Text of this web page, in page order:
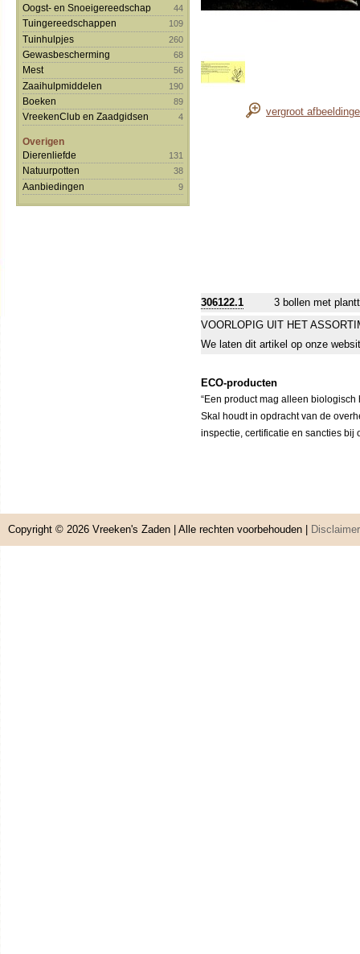
Oogst- en Snoeigereedschap
44
Tuingereedschappen 109
Tuinhulpjes 260
Gewasbescherming 68
Mest 56
Zaaihulpmiddelen 190
Boeken 89
VreekenClub en Zaadgidsen 4
Overigen
Dierenliefde
131
Natuurpotten 38
Aanbiedingen 9
vergroot
306122.1
3 bollen met
VOORLOPIG UIT HET
We laten dit artikel op onze
ECO-producten
“Een product mag alleen
Skal houdt in opdracht van de
inspectie, certificatie en sancties
Copyright © 2026 Vreeken's Zaden | Alle rechten voorbehouden | Disclaimer